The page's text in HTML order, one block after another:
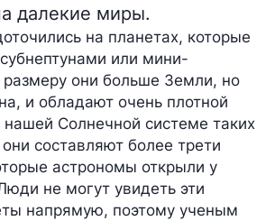
далекие миры.
на планетах, которые
или мини-
они больше Земли, но
и обладают очень плотной
Солнечной системе таких
составляют более трети
астрономы открыли у
не могут увидеть эти
напрямую, поэтому ученым